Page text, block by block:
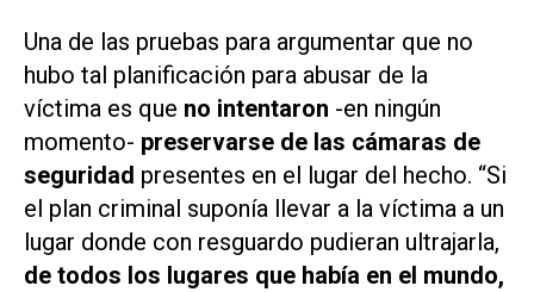
Una de las pruebas para argumentar que no
hubo tal planificación para abusar de la
víctima es que no intentaron -en ningún
momento- preservarse de las cámaras de
seguridad presentes en el lugar del hecho. “Si
el plan criminal suponía llevar a la víctima a un
lugar donde con resguardo pudieran ultrajarla,
de todos los lugares que había en el mundo,